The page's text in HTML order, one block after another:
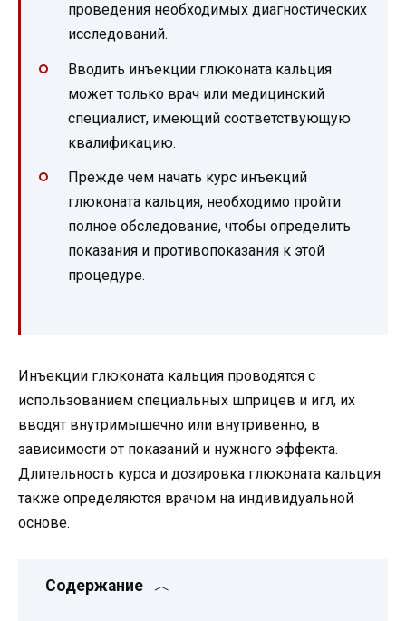
проведения необходимых диагностических
исследований.
Вводить инъекции глюконата кальция
может только врач или медицинский
специалист, имеющий соответствующую
квалификацию.
Прежде чем начать курс инъекций
глюконата кальция, необходимо пройти
полное обследование, чтобы определить
показания и противопоказания к этой
процедуре.
Инъекции глюконата кальция проводятся с
использованием специальных шприцев и игл, их
вводят внутримышечно или внутривенно, в
зависимости от показаний и нужного эффекта.
Длительность курса и дозировка глюконата кальция
также определяются врачом на индивидуальной
основе.
Содержание